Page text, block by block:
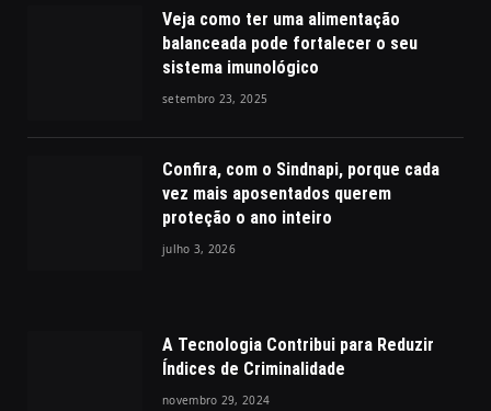
Veja como ter uma alimentação
balanceada pode fortalecer o seu
sistema imunológico
setembro 23, 2025
Confira, com o Sindnapi, porque cada
vez mais aposentados querem
proteção o ano inteiro
julho 3, 2026
A Tecnologia Contribui para Reduzir
Índices de Criminalidade
novembro 29, 2024